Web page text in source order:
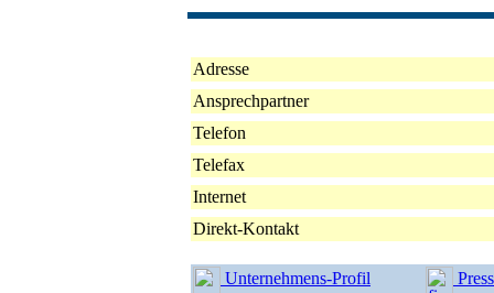
Adresse
Ansprechpartner
Telefon
Telefax
Internet
Direkt-Kontakt
Unternehmens-Profil